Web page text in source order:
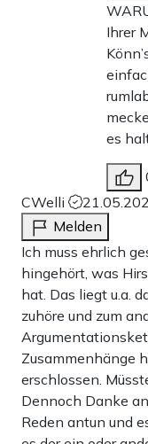
Ihrer
es
CWelli
Melden
Ich muss ehrlich
hingehört, was
hat. Das liegt u.a.
zuhöre und zum
Zusammenhänge
erschlossen.
Dennoch Danke
Reden antun und